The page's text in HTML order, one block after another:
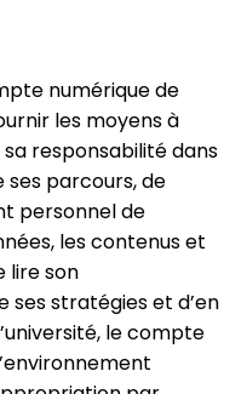
numérique de
les moyens à
responsabilité dans
ses parcours, de
personnel de
les contenus et
lire son
ses stratégies et d’en
le compte